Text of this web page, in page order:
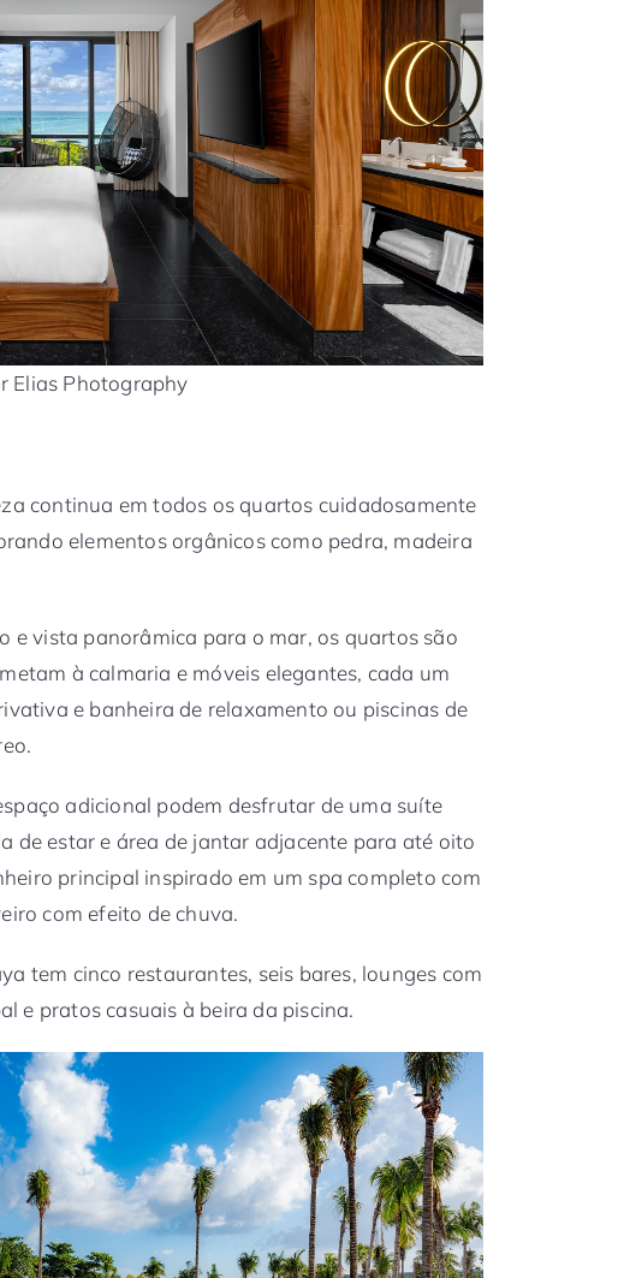
Elias Photography
continua em todos os quartos cuidadosamente
elementos orgânicos como pedra, madeira
e vista panorâmica para o mar, os quartos são
à calmaria e móveis elegantes, cada um
e banheira de relaxamento ou piscinas de
adicional podem desfrutar de uma suíte
de estar e área de jantar adjacente para até oito
principal inspirado em um spa completo com
com efeito de chuva.
tem cinco restaurantes, seis bares, lounges com
e pratos casuais à beira da piscina.